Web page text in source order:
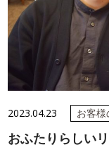
2023.04.23 お客様
おふたりらしい